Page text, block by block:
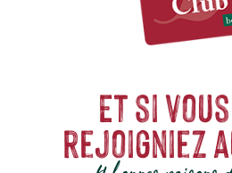
Et si
rejoigniez